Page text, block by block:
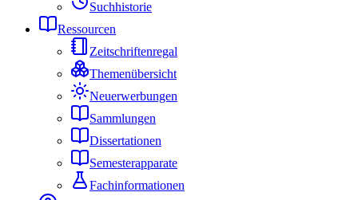
Suchhistorie
Ressourcen
Zeitschriftenregal
Themenübersicht
Neuerwerbungen
Sammlungen
Dissertationen
Semesterapparate
Fachinformationen